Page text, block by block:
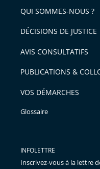
l'article
pour
avant
QUI SOMMES-NOUS ?
DÉCISIONS DE JUSTICE
AVIS CONSULTATIFS
PUBLICATIONS &
VOS DÉMARCHES
Glossaire
INFOLETTRE
Inscrivez-vous à la lettre